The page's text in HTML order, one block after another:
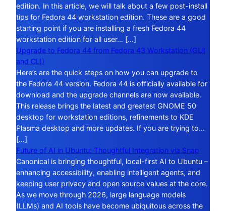
edition. In this article, we will talk about a few post-install
tips for Fedora 44 workstation edition. These are a good
starting point if you are installing a fresh Fedora 44
workstation edition for all user… […]
Upgrade to Fedora 44 from Fedora 43 Workstation (GUI
and CLI)
Here’s are the quick steps on how you can upgrade to
the Fedora 44 version. Fedora 44 is officially available for
download and the upgrade channels are now available.
This release brings the latest and greatest GNOME 50
desktop for workstation editions, refinements to KDE
Plasma desktop and more updates. If you are trying to…
[…]
Future of AI in Ubuntu: Thoughtful Integration via Snap
Canonical is bringing thoughtful, local-first AI to Ubuntu –
enhancing accessibility, enabling intelligent agents, and
keeping user privacy and open source values at the core.
As we move through 2026, large language models
(LLMs) and AI tools have become ubiquitous across the